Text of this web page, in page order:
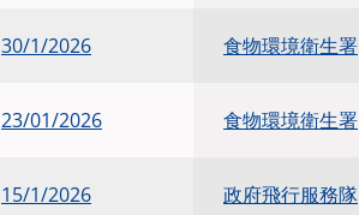
30/1/2026 食物環境衛生署
23/01/2026 食物環境衛生署
15/1/2026 政府飛行服務隊